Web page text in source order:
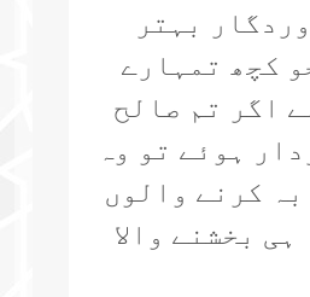
بہتر
کچھ تمہارے
اگر تم صالح
ہوئے تو وہ
کرنے والوں
بخشنے والا